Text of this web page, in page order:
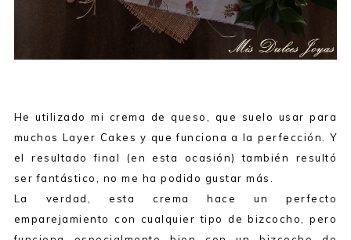
He utilizado mi crema de queso, que suelo usar para
muchos Layer Cakes y que funciona a la perfección. Y
el resultado final (en esta ocasión) también resultó
ser fantástico, no me ha podido gustar más.
La verdad, esta crema hace un perfecto
emparejamiento con cualquier tipo de bizcocho, pero